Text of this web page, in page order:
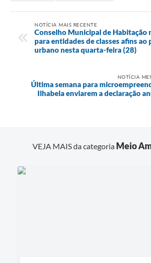
NOTÍCIA MAIS RECENTE
Conselho Municipal de Habitação
para entidades de classes afins
urbano nesta quarta-feira (28)
NOTÍCIA
Última semana para
Ilhabela enviarem a declaração
VEJA MAIS da categoria Meio